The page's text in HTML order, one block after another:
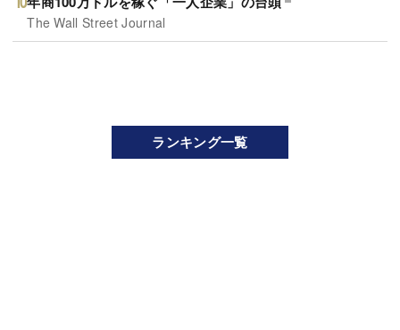
The Wall Street Journal
ランキング一覧